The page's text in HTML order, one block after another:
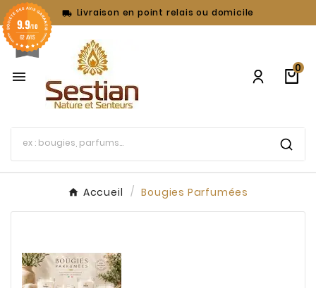
 Livraison en point relais ou domicile

0
Accueil Bougies Parfumées
9.9/10
62 AVIS